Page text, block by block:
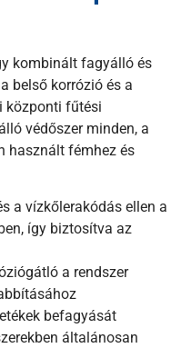
kombinált fagyálló és
belső korrózió és a
központi fűtési
védőszer minden, a
használt fémhez és
a vízkőlerakódás ellen a
így biztosítva az
a rendszer
befagyását
általánosan